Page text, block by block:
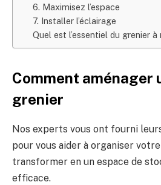
6. Maximisez l’espace
7. Installer l’éclairage
Quel est l’essentiel du grenier à
Comment aménager
grenier
Nos experts vous ont fourni
pour vous aider à organiser
transformer en un espace de
efficace.